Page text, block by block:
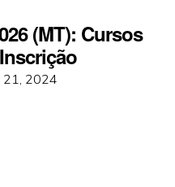
(MT): Cursos
21, 2024